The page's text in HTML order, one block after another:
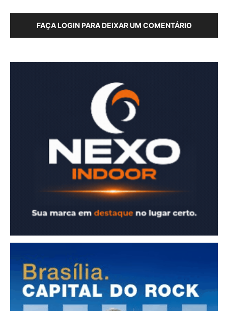
FAÇA LOGIN PARA DEIXAR UM COMENTÁRIO